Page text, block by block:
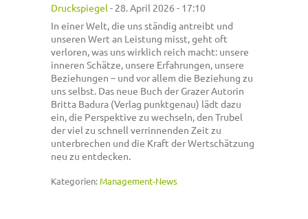
Druckspiegel - 28. April 2026 - 17:10
In einer Welt, die uns ständig antreibt und
unseren Wert an Leistung misst, geht oft
verloren, was uns wirklich reich macht: unsere
inneren Schätze, unsere Erfahrungen, unsere
Beziehungen – und vor allem die Beziehung zu
uns selbst. Das neue Buch der Grazer Autorin
Britta Badura (Verlag punktgenau) lädt dazu
ein, die Perspektive zu wechseln, den Trubel
der viel zu schnell verrinnenden Zeit zu
unterbrechen und die Kraft der Wertschätzung
neu zu entdecken.
Kategorien: Management-News